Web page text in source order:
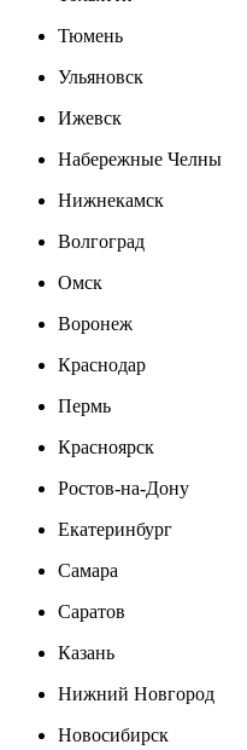
Тюмень
Ульяновск
Ижевск
Набережные Челны
Нижнекамск
Волгоград
Омск
Воронеж
Краснодар
Пермь
Красноярск
Ростов-на-Дону
Екатеринбург
Самара
Саратов
Казань
Нижний Новгород
Новосибирск